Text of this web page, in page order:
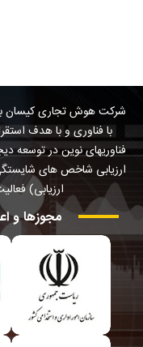
با فناوری و با هدف
فناوریهای نوین در توسعه
ارزیابی شاخص های
ارزیابی) فعالیت
مجوزها و